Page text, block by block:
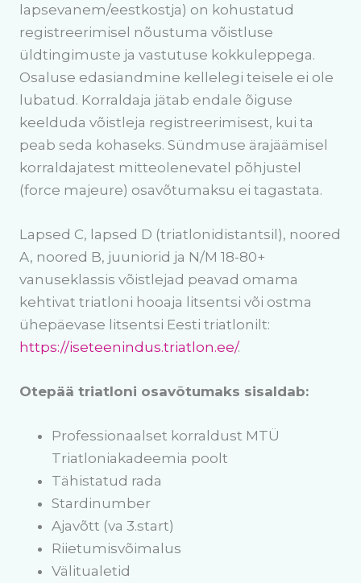
lapsevanem/eestkostja) on kohustatud
registreerimisel nõustuma võistluse
üldtingimuste ja vastutuse kokkuleppega.
Osaluse edasiandmine kellelegi teisele ei ole
lubatud. Korraldaja jätab endale õiguse
keelduda võistleja registreerimisest, kui ta
peab seda kohaseks. Sündmuse ärajäämisel
korraldajatest mitteolenevatel põhjustel
(force majeure) osavõtumaksu ei tagastata.
Lapsed C, lapsed D (triatlonidistantsil), noored
A, noored B, juuniorid ja N/M 18-80+
vanuseklassis võistlejad peavad omama
kehtivat triatloni hooaja litsentsi või ostma
ühepäevase litsentsi Eesti triatlonilt:
https://iseteenindus.triatlon.ee/.
Otepää triatloni osavõtumaks sisaldab:
Professionaalset korraldust MTÜ
Triatloniakadeemia poolt
Tähistatud rada
Stardinumber
Ajavõtt (va 3.start)
Riietumisvõimalus
Välitualetid